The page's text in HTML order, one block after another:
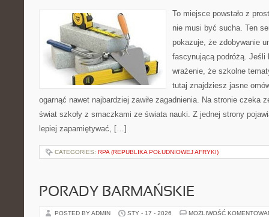
To miejsce powstało z
nie musi być sucha. Ten
pokazuje, że zdobywanie
fascynującą podróżą. Jeśli
wrażenie, że szkolne
tutaj znajdziesz jasne
ogarnąć nawet najbardziej zawiłe zagadnienia. Na stronie czeka
świat szkoły z smaczkami ze świata nauki. Z jednej strony
lepiej zapamiętywać, […]
CATEGORIES: RPA (REPUBLIKA POŁUDNIOWEJ AFRYKI)
PORADY BARMAŃSKIE
POSTED BY ADMIN STY - 17 - 2026 MOŻLIWOŚĆ